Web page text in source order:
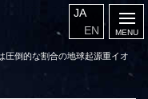
JA
EN
圧倒的な割合の地球起源重イオ